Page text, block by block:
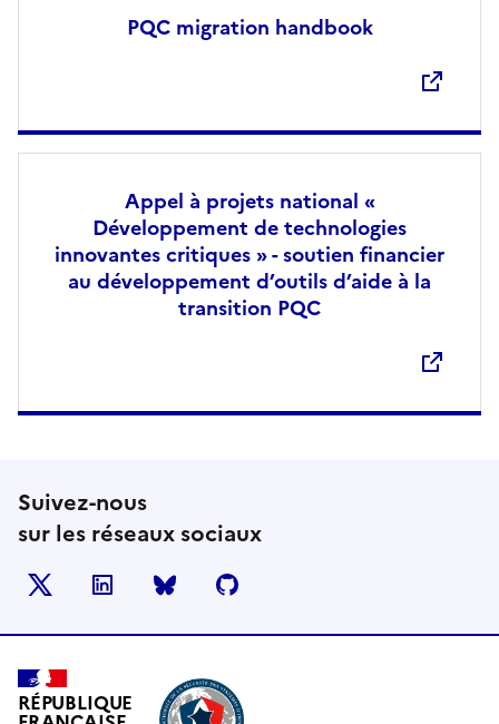
PQC migration handbook
Appel à projets national «
Développement de technologies
innovantes critiques » - soutien financier
au développement d’outils d’aide à la
transition PQC
Suivez-nous
sur les réseaux sociaux
LinkedIn BlueSky
RÉPUBLIQUE